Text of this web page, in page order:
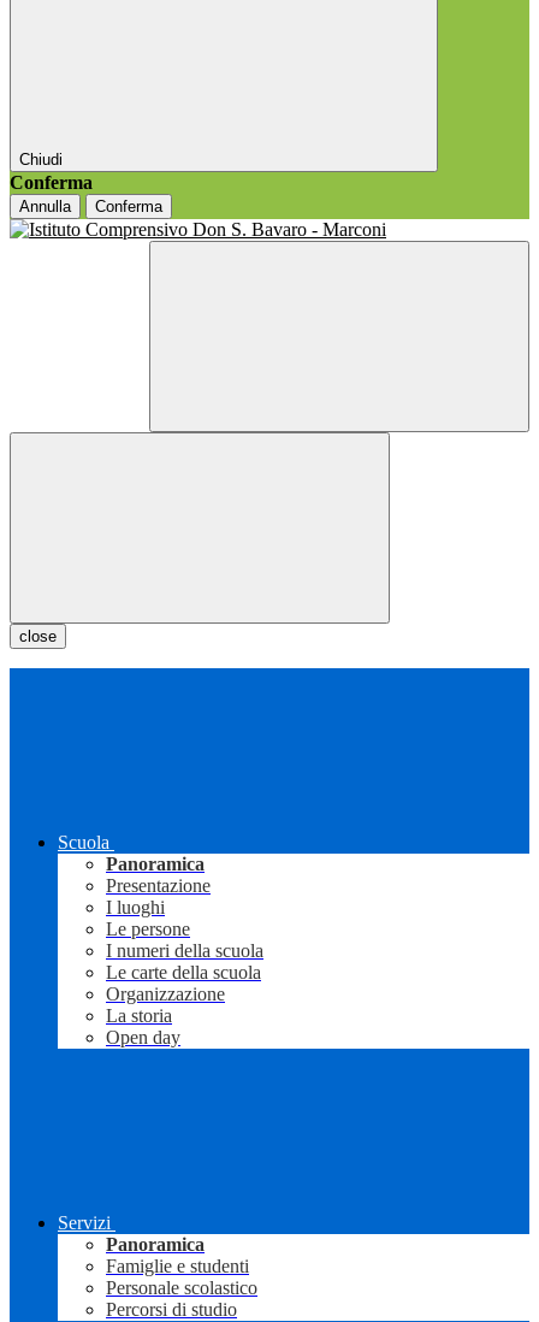
Chiudi
Conferma
Annulla Conferma
close
Scuola
Panoramica
Presentazione
I luoghi
Le persone
I numeri della scuola
Le carte della scuola
Organizzazione
La storia
Open day
Servizi
Panoramica
Famiglie e studenti
Personale scolastico
Percorsi di studio